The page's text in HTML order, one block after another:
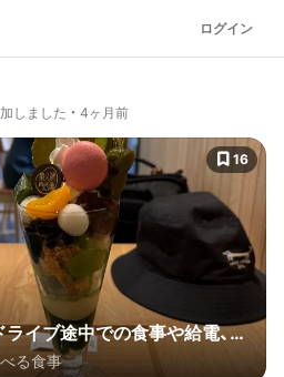
ログイン
しました 4ヶ月前
16
イブ途中での食事や給電、そ
る食事